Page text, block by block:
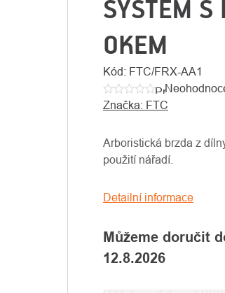
SYSTEM S
OKEM
Kód: FTC/FRX-AA1
Průměrné
hodnocení
je
0,0
5
Značka: FTC
Můžeme doručit
12.8.2026
Arboristická brzda z
použití nářadí.
Detailní informace